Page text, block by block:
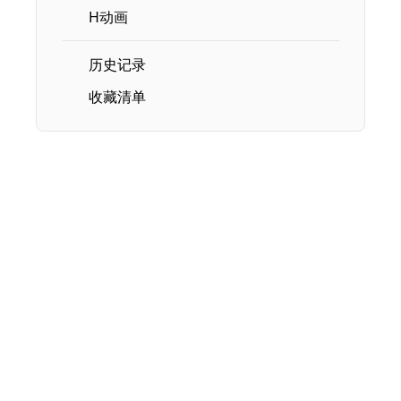
H动画
历史记录
收藏清单